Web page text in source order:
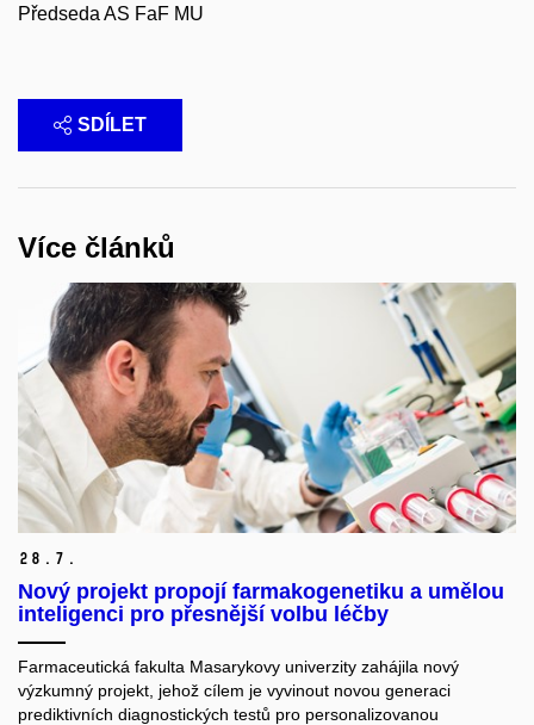
Předseda AS FaF MU
SDÍLET
Více článků
28. 7.
Nový projekt propojí farmakogenetiku a umělou
inteligenci pro přesnější volbu léčby
Farmaceutická fakulta Masarykovy univerzity zahájila nový
výzkumný projekt, jehož cílem je vyvinout novou generaci
prediktivních diagnostických testů pro personalizovanou